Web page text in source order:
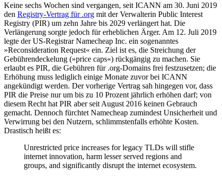
Keine sechs Wochen sind vergangen, seit ICANN am 30. Juni 2019
den Registry-Vertrag für .org mit der Verwalterin Public Interest
Registry (PIR) um zehn Jahre bis 2029 verlängert hat. Die
Verlängerung sorgte jedoch für erheblichen Ärger. Am 12. Juli 2019
legte der US-Registrar Namecheap Inc. ein sogenanntes
»Reconsideration Request« ein. Ziel ist es, die Streichung der
Gebührendeckelung (»price caps«) rückgängig zu machen. Sie
erlaubt es PIR, die Gebühren für .org-Domains frei festzusetzen; die
Erhöhung muss lediglich einige Monate zuvor bei ICANN
angekündigt werden. Der vorherige Vertrag sah hingegen vor, dass
PIR die Preise nur um bis zu 10 Prozent jährlich erhöhen darf; von
diesem Recht hat PIR aber seit August 2016 keinen Gebrauch
gemacht. Dennoch fürchtet Namecheap zumindest Unsicherheit und
Verwirrung bei den Nutzern, schlimmstenfalls erhöhte Kosten.
Drastisch heißt es:
Unrestricted price increases for legacy TLDs will stifle
internet innovation, harm lesser served regions and
groups, and significantly disrupt the internet ecosystem.